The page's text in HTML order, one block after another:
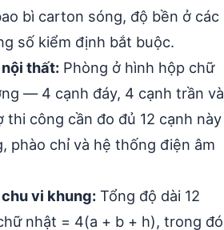
bì carton sóng, độ bền ở các
số kiểm định bắt buộc.
thất: Phòng ở hình hộp chữ
— 4 cạnh đáy, 4 cạnh trần và
thi công cần đo đủ 12 cạnh này
phào chỉ và hệ thống điện âm
vi khung: Tổng độ dài 12
nhật = 4(a + b + h), trong đó